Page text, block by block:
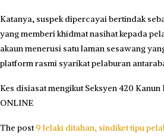
Katanya, suspek dipercayai bertindak
yang memberi khidmat nasihat kepada
akaun menerusi satu laman sesawang
platform rasmi syarikat pelaburan
Kes disiasat mengikut Seksyen 420 Kanun
ONLINE
The post 9 lelaki ditahan, sindiket tipu